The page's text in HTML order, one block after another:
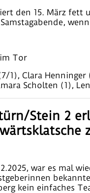
den 15. März fett
Tor
1), Clara
Scholten (1),
Stein 2
war es mal
kein einfaches